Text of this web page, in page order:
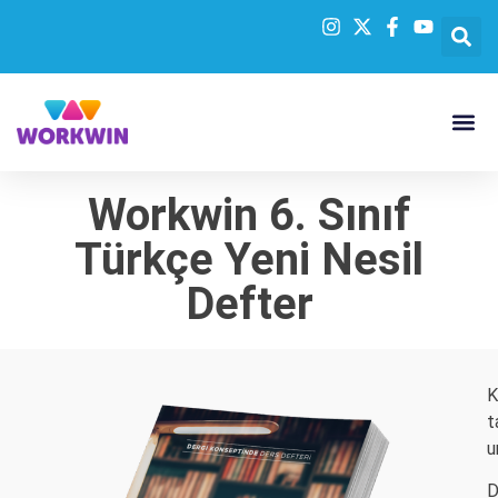
Workwin 6. Sınıf
Türkçe Yeni Nesil
Defter